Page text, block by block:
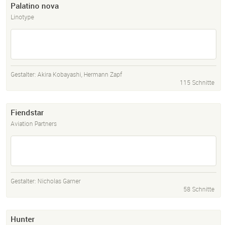
Palatino nova
Linotype
Gestalter: Akira Kobayashi, Hermann Zapf
115 Schnitte
Fiendstar
Aviation Partners
Gestalter: Nicholas Garner
58 Schnitte
Hunter